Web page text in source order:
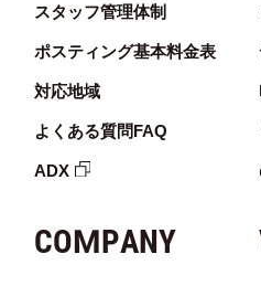
スタッフ管理体制
ポスティング基本料金表
対応地域
よくある質問FAQ
ADX
COMPANY